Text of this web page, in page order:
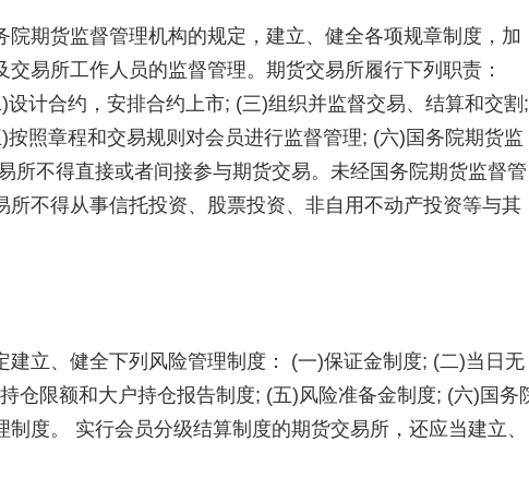
期货监督管理机构的规定，建立、健全各项规章制度，加
易所工作人员的监督管理。期货交易所履行下列职责：
计合约，安排合约上市; (三)组织并监督交易、结算和交割;
照章程和交易规则对会员进行监督管理; (六)国务院期货监
所不得直接或者间接参与期货交易。未经国务院期货监督管
不得从事信托投资、股票投资、非自用不动产投资等与其
立、健全下列风险管理制度： (一)保证金制度; (二)当日无
仓限额和大户持仓报告制度; (五)风险准备金制度; (六)国务
度。 实行会员分级结算制度的期货交易所，还应当建立、